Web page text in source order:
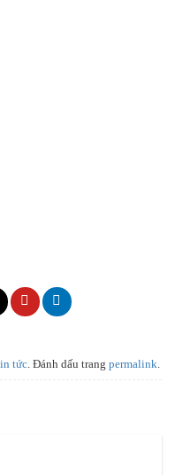
tức . Đánh dấu trang permalink